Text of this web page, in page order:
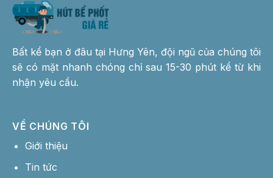
Bất kể bạn ở đâu tại Hưng Yên, đội ngũ của chúng tôi
sẽ có mặt nhanh chóng chỉ sau 15-30 phút kể từ khi
nhận yêu cầu.
VỀ CHÚNG TÔI
Giới thiệu
Tin tức